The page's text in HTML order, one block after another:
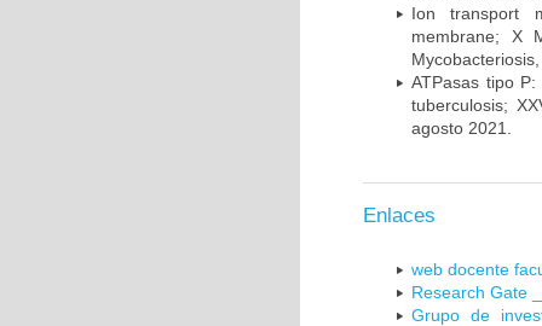
Ion transport
membrane; X
ATPasas tipo
tuberculosis;
agosto 2021.
Enlaces
web docente
Research Gate
Grupo de